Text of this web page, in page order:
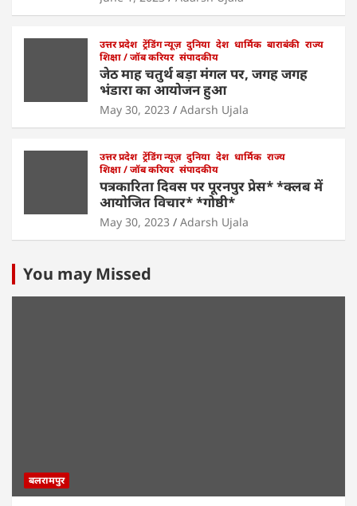
उत्तर प्रदेश ट्रेंडिंग न्यूज़ दुनिया देश धार्मिक बाराबंकी राज्य
शिक्षा / जॉब करियर संपादकीय
जेठ माह चतुर्थ बड़ा मंगल पर, जगह जगह
भंडारा का आयोजन हुआ
May 30, 2023 Adarsh Ujala
उत्तर प्रदेश ट्रेंडिंग न्यूज़ दुनिया देश धार्मिक राज्य
शिक्षा / जॉब करियर संपादकीय
पत्रकारिता दिवस पर पूरनपुर प्रेस* *क्लब में
आयोजित विचार* *गोष्ठी*
May 30, 2023 Adarsh Ujala
You may Missed
बलरामपुर